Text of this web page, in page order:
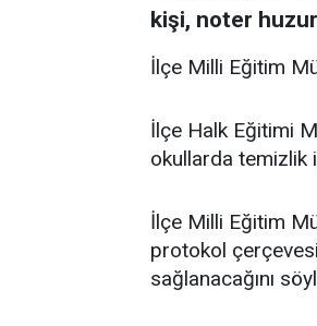
kişi, noter
İlçe Milli Eğitim
İlçe Halk Eğitimi
okullarda temizlik
İlçe Milli Eğitim
protokol
sağlanacağını